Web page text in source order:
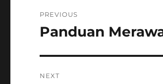
pos
PREVIOUS
Previous
Panduan
NEXT